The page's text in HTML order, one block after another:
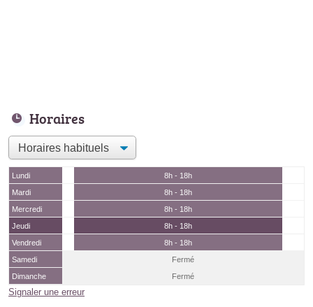
Horaires
Lundi
8h - 18h
Mardi
8h - 18h
Mercredi
8h - 18h
Jeudi
8h - 18h
Vendredi
8h - 18h
Samedi
Fermé
Dimanche
Fermé
Signaler une erreur